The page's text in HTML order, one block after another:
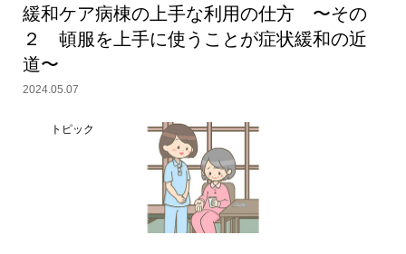
緩和ケア病棟の上手な利用の仕方 〜その
２ 頓服を上手に使うことが症状緩和の近
道〜
2024.05.07
トピック